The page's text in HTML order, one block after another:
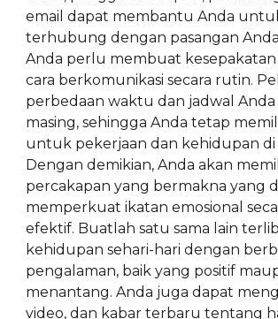
email dapat membantu Anda
terhubung dengan pasangan
Anda perlu membuat
cara berkomunikasi secara rutin.
perbedaan waktu dan jadwal Anda
masing, sehingga Anda tetap
untuk pekerjaan dan kehidupan di
Dengan demikian, Anda akan
percakapan yang bermakna yang
memperkuat ikatan emosional
efektif. Buatlah satu sama lain
kehidupan sehari-hari dengan
pengalaman, baik yang positif
menantang. Anda juga dapat
video, dan kabar terbaru tentang